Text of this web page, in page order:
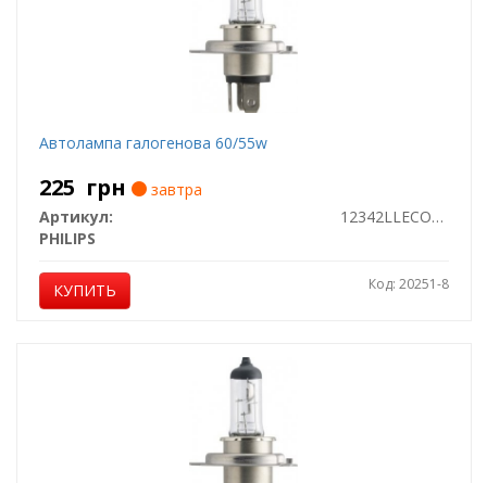
Автолампа галогенова 60/55w
225 грн
завтра
Артикул:
12342LLECOC1
PHILIPS
КУПИТЬ Код: 20251-8